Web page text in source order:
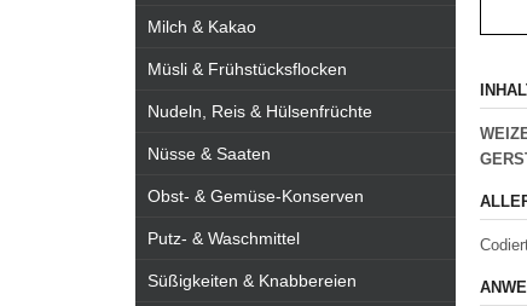
Milch & Kakao
Müsli & Frühstücksflocken
Nudeln, Reis & Hülsenfrüchte
Nüsse & Saaten
Obst- & Gemüse-Konserven
Putz- & Waschmittel
Süßigkeiten & Knabbereien